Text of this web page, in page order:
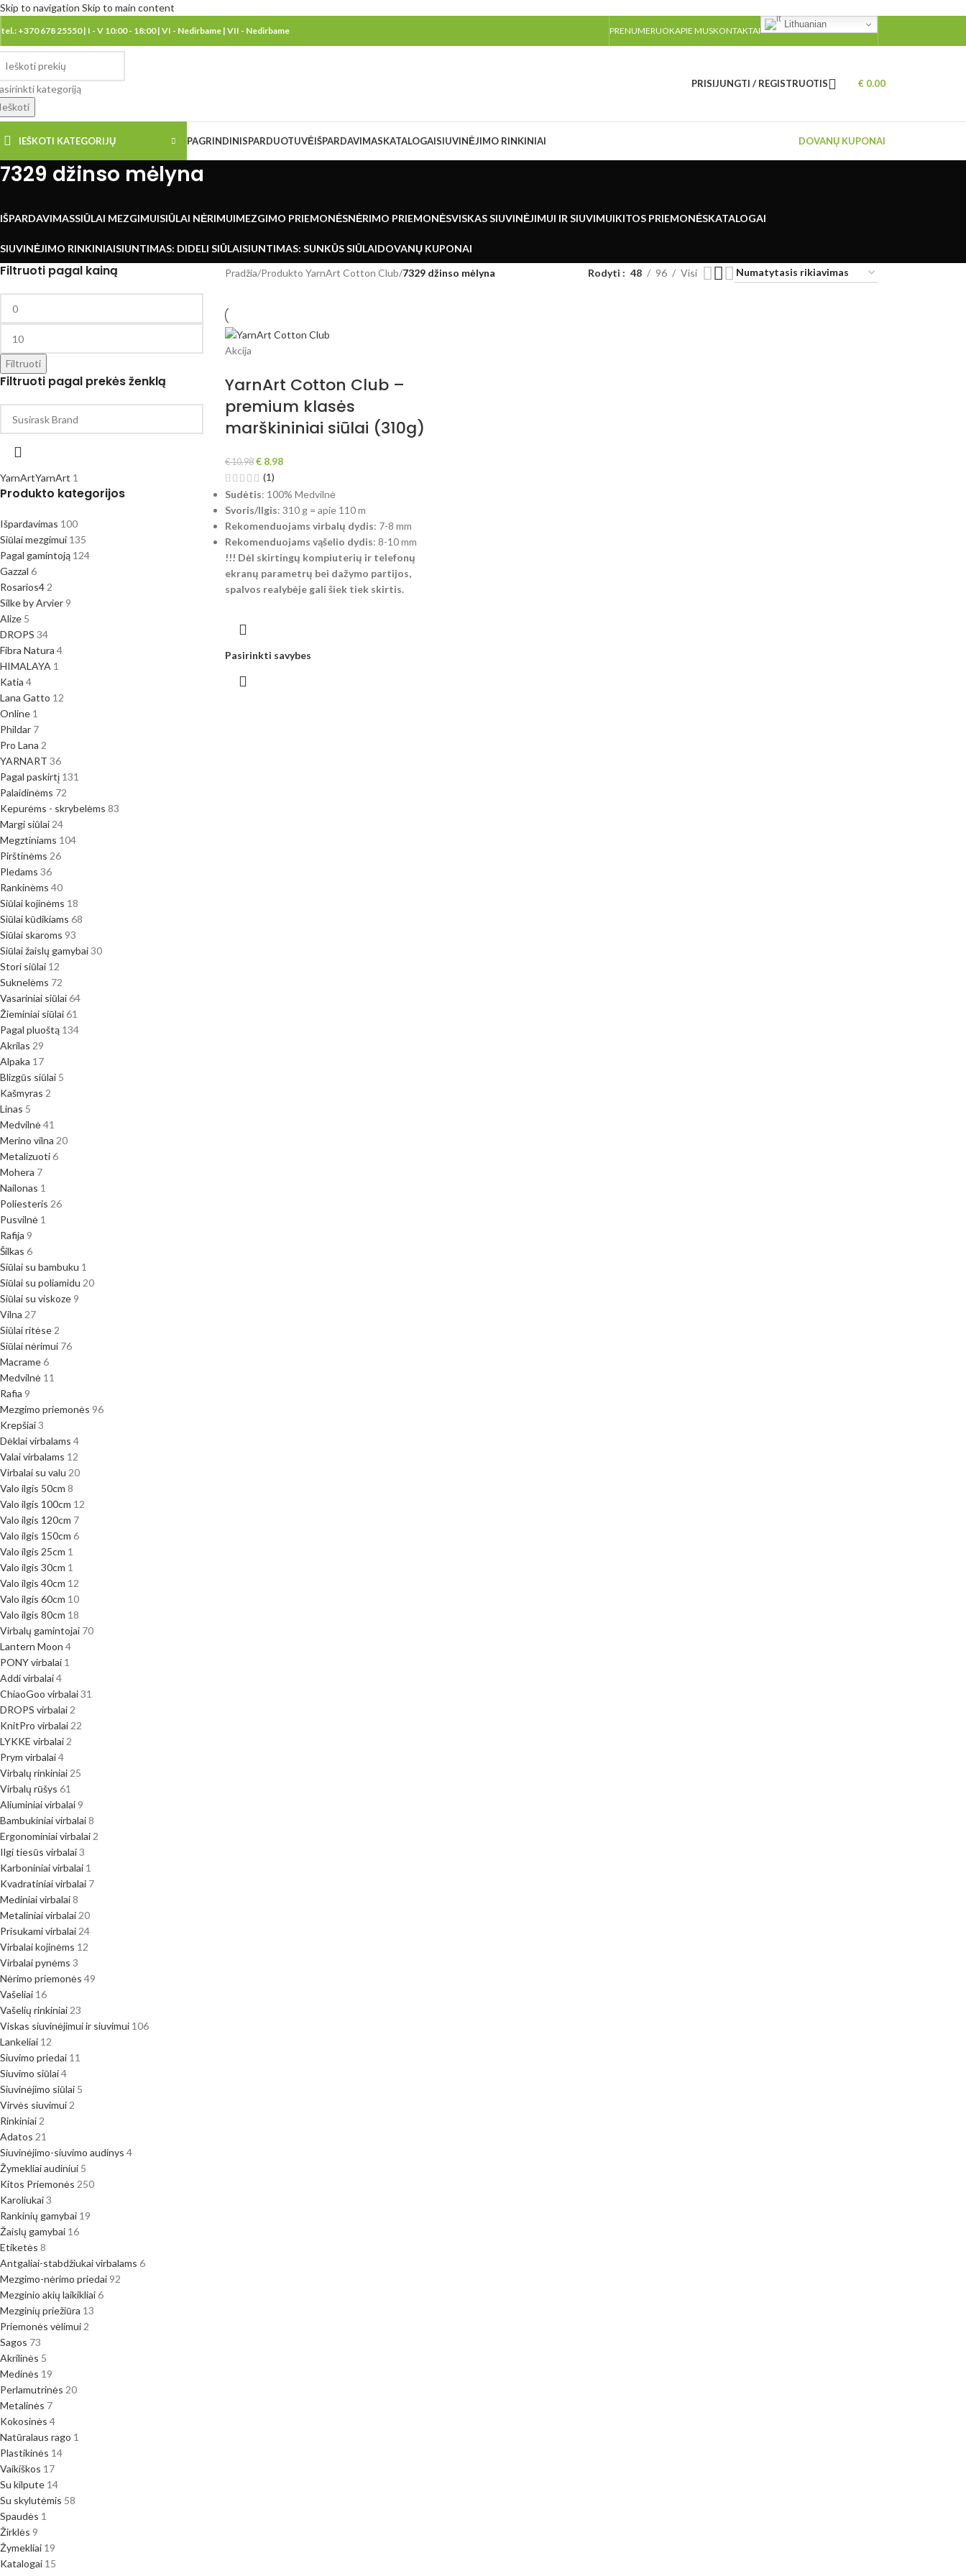
Skip to navigation Skip to main content
tel.: +370 678 25550 | I - V 10:00 - 18:00 | VI - Nedirbame | VII - Nedirbame PRENUMERUOKAPIE MUSKONTAKTAI
Lithuanian
kategoriją
PRISIJUNGTI / REGISTRUOTIS € 0.00
IEŠKOTI KATEGORIJŲ PAGRINDINISPARDUOTUVĖIŠPARDAVIMASKATALOGAISIUVINĖJIMO RINKINIAI DOVANŲ KUPONAI
7329 džinso mėlyna
IŠPARDAVIMASSIŪLAI MEZGIMUISIŪLAI NĖRIMUIMEZGIMO PRIEMONĖSNĖRIMO PRIEMONĖSVISKAS SIUVINĖJIMUI IR SIUVIMUIKITOS PRIEMONĖSKATALOGAI
SIUVINĖJIMO RINKINIAISIUNTIMAS: DIDELI SIŪLAISIUNTIMAS: SUNKŪS SIŪLAIDOVANŲ KUPONAI
Filtruoti pagal kainą
Filtruoti
Filtruoti pagal prekės ženklą
YarnArtYarnArt 1
Produkto kategorijos
Išpardavimas 100
Siūlai mezgimui 135
Pagal gamintoją 124
Gazzal 6
Rosarios4 2
Silke by Arvier 9
Alize 5
DROPS 34
Fibra Natura 4
HIMALAYA 1
Katia 4
Lana Gatto 12
Online 1
Phildar 7
Pro Lana 2
YARNART 36
Pagal paskirtį 131
Palaidinėms 72
Kepurėms - skrybelėms 83
Margi siūlai 24
Megztiniams 104
Pirštinėms 26
Pledams 36
Rankinėms 40
Siūlai kojinėms 18
Siūlai kūdikiams 68
Siūlai skaroms 93
Siūlai žaislų gamybai30
Stori siūlai 12
Suknelėms 72
Vasariniai siūlai64
Žieminiai siūlai61
Pagal pluoštą 134
Akrilas 29
Alpaka 17
Blizgūs siūlai 5
Kašmyras 2
Linas 5
Medvilnė41
Merino vilna 20
Metalizuoti6
Mohera 7
Nailonas 1
Poliesteris 26
Pusvilnė 1
Rafija 9
Šilkas 6
Siūlai su bambuku 1
Siūlai su poliamidu 20
Siūlai su viskoze 9
Vilna 27
Siūlai ritėse 2
Siūlai nėrimui 76
Macrame6
Medvilnė 11
Rafia 9
Mezgimo priemonės 96
Krepšiai3
Dėklai virbalams 4
Valai virbalams 12
Virbalai su valu 20
Valo ilgis 50cm 8
Valo ilgis 100cm 12
Valo ilgis 120cm 7
Valo ilgis 150cm 6
Valo ilgis 25cm 1
Valo ilgis 30cm 1
Valo ilgis 40cm 12
Valo ilgis 60cm 10
Valo ilgis 80cm 18
Virbalų gamintojai 70
Lantern Moon 4
PONY virbalai 1
Addi virbalai4
ChiaoGoo virbalai31
DROPS virbalai 2
KnitPro virbalai 22
LYKKE virbalai 2
Prym virbalai4
Virbalų rinkiniai 25
Virbalų rūšys 61
Aliuminiai virbalai 9
Bambukiniai virbalai8
Ergonominiai virbalai 2
Ilgi tiesūs virbalai3
Karboniniai virbalai 1
Kvadratiniai virbalai 7
Mediniai virbalai8
Metaliniai virbalai 20
Prisukami virbalai 24
Virbalai kojinėms 12
Virbalai pynėms 3
Nėrimo priemonės 49
Vašeliai 16
Vašelių rinkiniai 23
Viskas siuvinėjimui ir siuvimui 106
Lankeliai 12
Siuvimo priedai 11
Siuvimo siūlai4
Siuvinėjimo siūlai 5
Virvės siuvimui 2
Rinkiniai 2
Adatos 21
Siuvinėjimo-siuvimo audinys 4
Žymekliai audiniui 5
Kitos Priemonės 250
Karoliukai3
Rankinių gamybai 19
Žaislų gamybai 16
Etiketės 8
Antgaliai-stabdžiukai virbalams 6
Mezgimo-nėrimo priedai 92
Mezginio akių laikikliai6
Mezginių priežiūra 13
Priemonės vėlimui 2
Sagos 73
Akrilinės 5
Medinės 19
Perlamutrinės 20
Metalinės 7
Kokosinės 4
Natūralaus rago 1
Plastikinės 14
Vaikiškos 17
Su kilpute 14
Su skylutėmis 58
Spaudės 1
Žirklės 9
Žymekliai 19
Katalogai 15
Pradžia/Produkto YarnArt Cotton Club/7329 džinso mėlyna Rodyti 48 96 Visi
Akcija
YarnArt Cotton Club –
premium klasės
marškininiai siūlai (310g)
€10.98 €8.98
(1)
Sudėtis: 100% Medvilnė
Svoris/Ilgis: 310 g = apie 110 m
Rekomenduojams virbalų dydis: 7-8 mm
Rekomenduojams vąšelio dydis: 8-10 mm
!!! Dėl skirtingų kompiuterių ir telefonų
ekranų parametrų bei dažymo partijos,
spalvos realybėje gali šiek tiek skirtis.
Pasirinkti savybes